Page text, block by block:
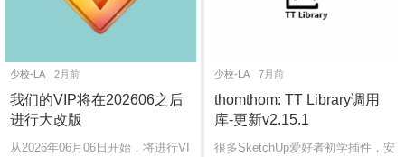
少校-LA 2月前
我们的VIP将在202606之后
进行大改版
从2026年06月06日开始，将进行VI
少校-LA 7月前
thomthom: TT Library调用
库-更新v2.15.1
很多SketchUp爱好者初学插件，安